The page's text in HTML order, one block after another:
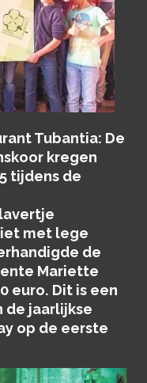
Tubantia: De
kregen
tijdens de
met lege
de
Mariette
euro. Dit is een
de jaarlijkse
op de eerste